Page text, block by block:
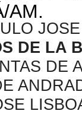
AM.
DE LA
DE